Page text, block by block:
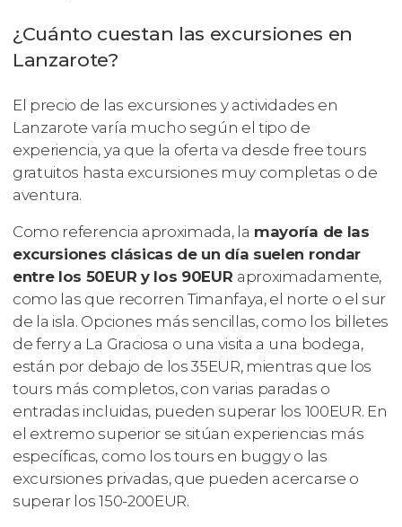
¿Cuánto cuestan las excursiones en
Lanzarote?
El precio de las excursiones y actividades en
Lanzarote varía mucho según el tipo de
experiencia, ya que la oferta va desde free tours
gratuitos hasta excursiones muy completas o de
aventura.
Como referencia aproximada, la mayoría de las
excursiones clásicas de un día suelen rondar
entre los 50EUR y los 90EUR aproximadamente,
como las que recorren Timanfaya, el norte o el sur
de la isla. Opciones más sencillas, como los billetes
de ferry a La Graciosa o una visita a una bodega,
están por debajo de los 35EUR, mientras que los
tours más completos, con varias paradas o
entradas incluidas, pueden superar los 100EUR. En
el extremo superior se sitúan experiencias más
específicas, como los tours en buggy o las
excursiones privadas, que pueden acercarse o
superar los 150-200EUR.